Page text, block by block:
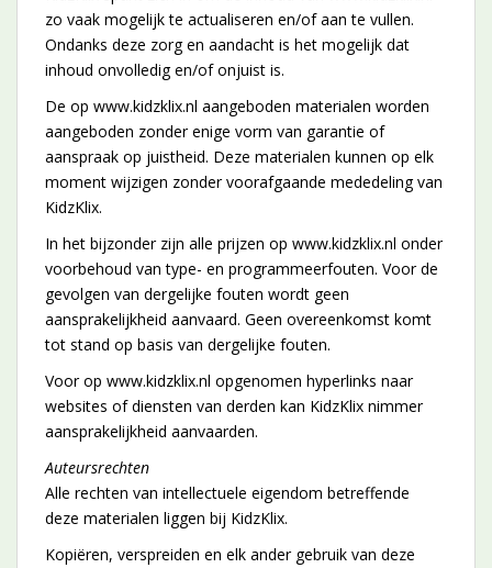
zo vaak mogelijk te actualiseren en/of aan te vullen.
Ondanks deze zorg en aandacht is het mogelijk dat
inhoud onvolledig en/of onjuist is.
De op www.kidzklix.nl aangeboden materialen worden
aangeboden zonder enige vorm van garantie of
aanspraak op juistheid. Deze materialen kunnen op elk
moment wijzigen zonder voorafgaande mededeling van
KidzKlix.
In het bijzonder zijn alle prijzen op www.kidzklix.nl onder
voorbehoud van type- en programmeerfouten. Voor de
gevolgen van dergelijke fouten wordt geen
aansprakelijkheid aanvaard. Geen overeenkomst komt
tot stand op basis van dergelijke fouten.
Voor op www.kidzklix.nl opgenomen hyperlinks naar
websites of diensten van derden kan KidzKlix nimmer
aansprakelijkheid aanvaarden.
Auteursrechten
Alle rechten van intellectuele eigendom betreffende
deze materialen liggen bij KidzKlix.
Kopiëren, verspreiden en elk ander gebruik van deze